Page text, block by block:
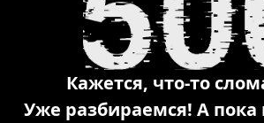
Кажется, что-то
Уже разбираемся! А